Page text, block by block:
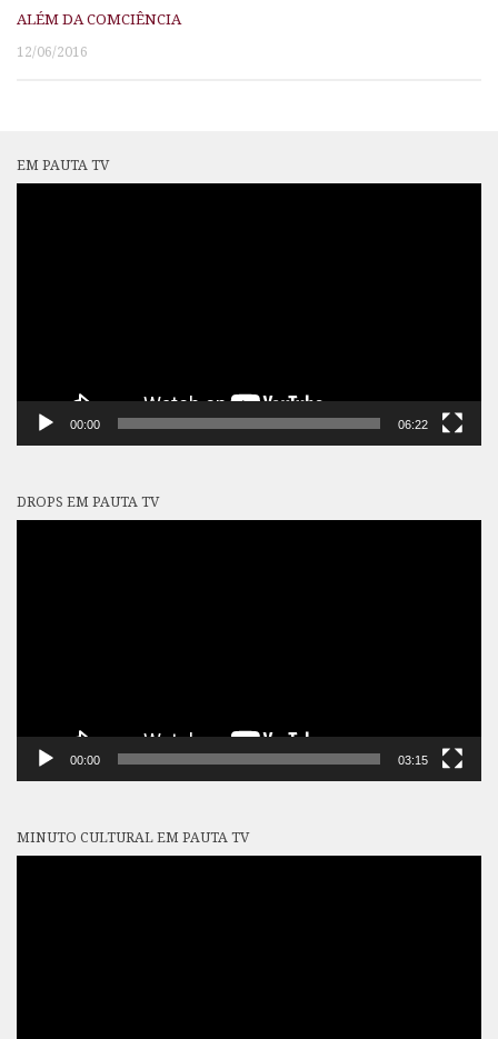
ALÉM DA COMCIÊNCIA
12/06/2016
EM PAUTA TV
00:00 06:22
DROPS EM PAUTA TV
00:00 03:15
MINUTO CULTURAL EM PAUTA TV